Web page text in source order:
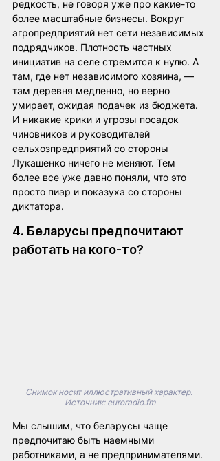
редкость, не говоря уже про какие-то
более масштабные бизнесы. Вокруг
агропредприятий нет сети независимых
подрядчиков. Плотность частных
инициатив на селе стремится к нулю. А
там, где нет независимого хозяина, —
там деревня медленно, но верно
умирает, ожидая подачек из бюджета.
И никакие крики и угрозы посадок
чиновников и руководителей
сельхозпредприятий со стороны
Лукашенко ничего не меняют. Тем
более все уже давно поняли, что это
просто пиар и показуха со стороны
диктатора.
4. Беларусы предпочитают
работать на кого-то?
Снимок носит иллюстративный характер.
Источник: euroradio.fm
Мы слышим, что беларусы чаще
предпочитаю быть наемными
работниками, а не предпринимателями.